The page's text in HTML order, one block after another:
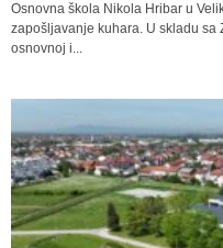
Osnovna škola Nikola Hribar u
zapošljavanje kuhara. U skladu sa
osnovnoj i...